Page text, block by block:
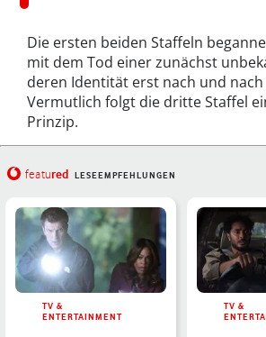
Die ersten beiden Staffeln
mit dem Tod einer zunächst
deren Identität erst nach und
Vermutlich folgt die dritte Staffel
Prinzip.
featured LESEEMPFEHLUNGEN
TV &
ENTERTAINMENT
TV &